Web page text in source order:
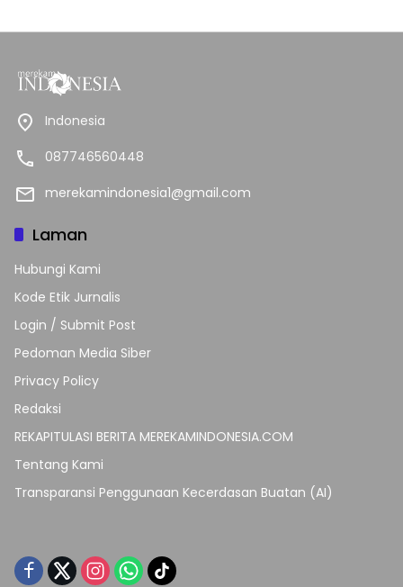
Indonesia
087746560448
merekamindonesia1@gmail.com
Laman
Hubungi Kami
Kode Etik Jurnalis
Login / Submit Post
Pedoman Media Siber
Privacy Policy
Redaksi
REKAPITULASI BERITA MEREKAMINDONESIA.COM
Tentang Kami
Transparansi Penggunaan Kecerdasan Buatan (AI)